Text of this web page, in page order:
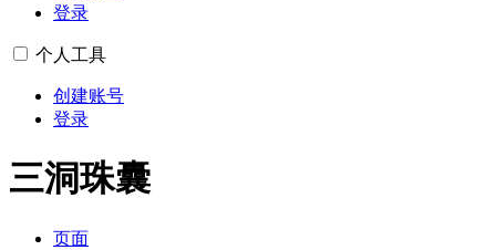
登录
个人工具
创建账号
登录
三洞珠囊
页面